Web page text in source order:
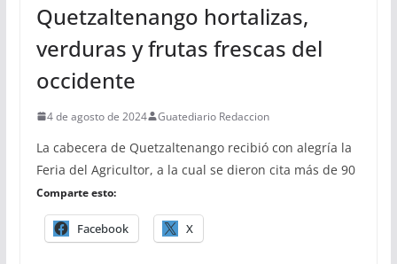
Quetzaltenango hortalizas,
verduras y frutas frescas del
occidente
4 de agosto de 2024 Guatediario Redaccion
La cabecera de Quetzaltenango recibió con alegría la
Feria del Agricultor, a la cual se dieron cita más de 90
Comparte esto:
Facebook X